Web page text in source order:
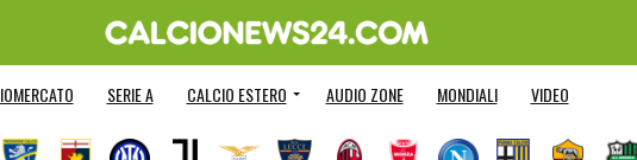
SERIE A CALCIO ESTERO AUDIO ZONE MONDIALI VIDEO